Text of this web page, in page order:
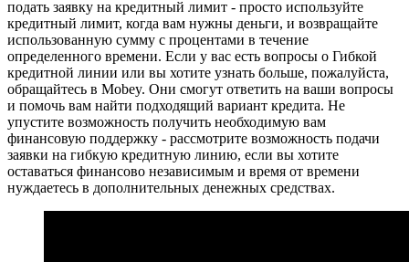
подать заявку на кредитный лимит - просто используйте
кредитный лимит, когда вам нужны деньги, и возвращайте
использованную сумму с процентами в течение
определенного времени. Если у вас есть вопросы о Гибкой
кредитной линии или вы хотите узнать больше, пожалуйста,
обращайтесь в Mobey. Они смогут ответить на ваши вопросы
и помочь вам найти подходящий вариант кредита. Не
упустите возможность получить необходимую вам
финансовую поддержку - рассмотрите возможность подачи
заявки на гибкую кредитную линию, если вы хотите
оставаться финансово независимым и время от времени
нуждаетесь в дополнительных денежных средствах.